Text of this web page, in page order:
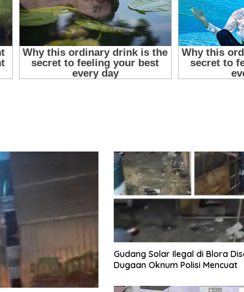
Gudang Solar Ilegal di Blora
Dugaan Oknum Polisi Mencuat